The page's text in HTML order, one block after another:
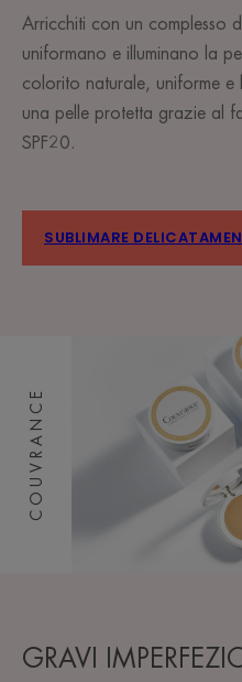
Arricchiti con un complesso
uniformano e illuminano la
colorito naturale, uniforme
una pelle protetta grazie al
SPF20.
SUBLIMARE
COUVRANCE
GRAVI